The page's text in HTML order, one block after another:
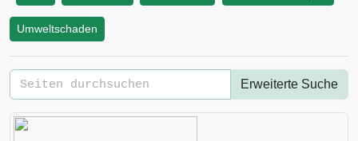
Umweltschaden
Erweiterte Suche